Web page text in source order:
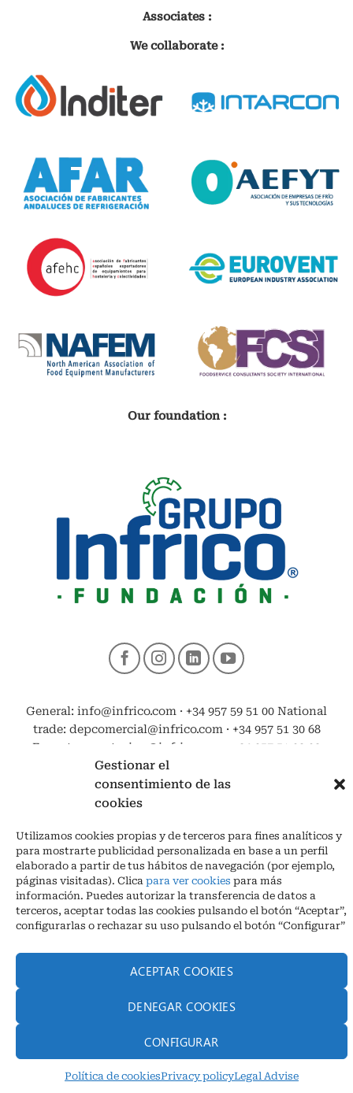
Gestionar el
consentimiento de las
cookies
Utilizamos cookies propias y de terceros para fines analíticos y
para mostrarte publicidad personalizada en base a un perfil
elaborado a partir de tus hábitos de navegación (por ejemplo,
páginas visitadas). Clica para ver cookies para más
información. Puedes autorizar la transferencia de datos a
terceros, aceptar todas las cookies pulsando el botón “Aceptar”,
configurarlas o rechazar su uso pulsando el botón “Configurar”
ACEPTAR COOKIES
DENEGAR COOKIES
CONFIGURAR
Política de cookiesPrivacy policyLegal Advise
Associates :
We collaborate :
Our foundation :
General: info@infrico.com · +34 957 59 51 00 National
trade: depcomercial@infrico.com · +34 957 51 30 68
Export: exportacion@infrico.com · +34 957 51 03 03
Legal advise legal |Privacy policy|Cookies
info@infrico.com Infrico SL 2026©. Designed by